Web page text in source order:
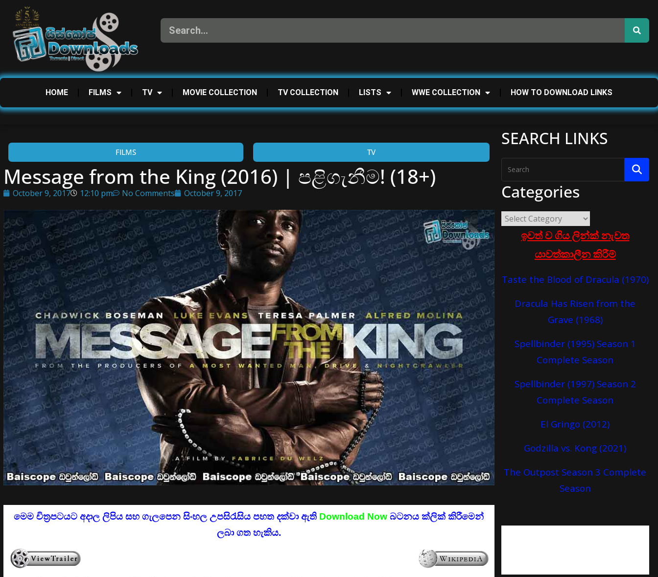
HOME FILMS TV MOVIE COLLECTION TV COLLECTION LISTS WWE COLLECTION HOW TO DOWNLOAD LINKS
FILMS TV
Message from the King (2016) | පළිගැනීම! (18+)
October 9, 2017 12:10 pm No Comments October 9, 2017
මෙම චිත්‍රපටයට අදාල ලිපිය සහ ගැලපෙන සිංහල උපසිරැසිය පහත දක්වා ඇති Download Now බටනය ක්ලික් කිරීමෙන්
ලබා ගත හැකිය.
SEARCH LINKS
Categories
ඉවත් ව ගිය ලින්ක් නැවත
යාවත්කාලීන කිරීම්
Taste the Blood of Dracula (1970)
Dracula Has Risen from the
Grave (1968)
Spellbinder (1995) Season 1
Complete Season
Spellbinder (1997) Season 2
Complete Season
El Gringo (2012)
Godzilla vs. Kong (2021)
The Outpost Season 3 Complete
Season